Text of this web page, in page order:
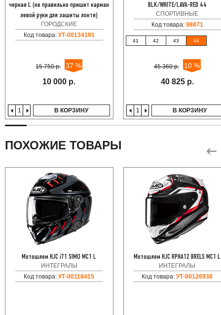
черная L (не правильно пришит карман
левой руки для зашиты локтя)
ГОРОДСКИЕ
Код товара: УТ-00134191
15 750 р. 37 %
10 000 р.
В КОРЗИНУ
BLK/WHITE/LAVA-RED 44
СПОРТИВНЫЕ
Код товара: 98871
41 42 43 44
45 360 р. 10 %
40 825 р.
В КОРЗИНУ
ПОХОЖИЕ ТОВАРЫ
Мотошлем HJC i71 SIMO MC1 L
ИНТЕГРАЛЫ
Код товара:УТ-00118415
Мотошлем HJC RPHA12 BRELS MC1 L
ИНТЕГРАЛЫ
Код товара:УТ-00126938